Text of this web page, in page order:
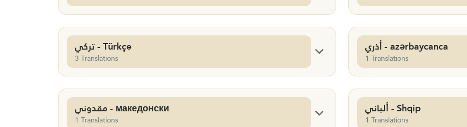
تركي - Türkçe
3 Translations
أذري - azərbaycanca
1 Translations
مقدوني - македонски
1 Translations
ألباني - Shqip
1 Translations